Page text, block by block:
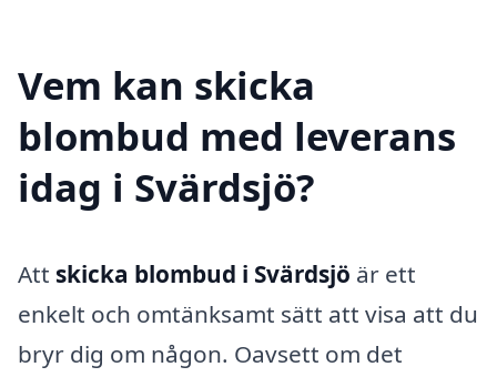
Vem kan skicka
blombud med leverans
idag i Svärdsjö?
Att skicka blombud i Svärdsjö är ett
enkelt och omtänksamt sätt att visa att du
bryr dig om någon. Oavsett om det